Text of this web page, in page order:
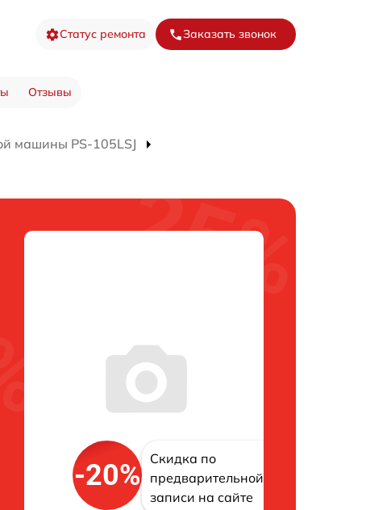
Статус ремонта Заказать звонок
Отзывы
машины PS-105LSJ
-20%
Скидка по
предварительной
записи на сайте